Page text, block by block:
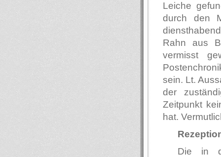
Leiche
durch den
Rahn aus
vermisst
sein. Lt.
der
Zeitpunkt
hat.
Die in